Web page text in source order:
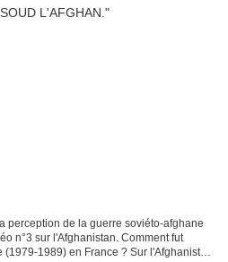
perception de la guerre soviéto-afghane
n°3 sur l'Afghanistan. Comment fut
1989) en France ? Sur l'Afghanistan